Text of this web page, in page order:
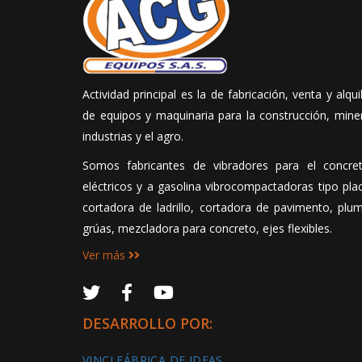
Actividad principal es la de fabricación, venta y
de equipos y maquinaria para la construcción,
industrias y el agro.
Somos fabricantes de vibradores para el
eléctricos y a gasolina vibrocompactadoras tipo
cortadora de ladrillo, cortadora de pavimento,
grúas, mezcladora para concreto, ejes flexibles.
Ver más
DESARROLLO POR: